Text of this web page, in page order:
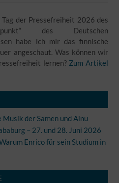
Tag der Pressefreiheit 2026 des
des Deutschen
habe ich mir das finnische
angeschaut. Was können wir
lernen? Zum Artikel
der Samen und Ainu
– 27. und 28. Juni 2026
Enrico für sein Studium in